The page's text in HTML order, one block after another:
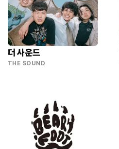
더 사운드
THE SOUND